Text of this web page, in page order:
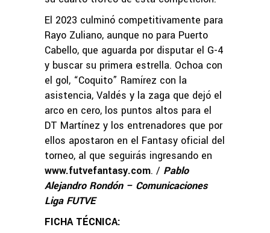
El 2023 culminó competitivamente para
Rayo Zuliano, aunque no para Puerto
Cabello, que aguarda por disputar el G-4
y buscar su primera estrella. Ochoa con
el gol, “Coquito” Ramírez con la
asistencia, Valdés y la zaga que dejó el
arco en cero, los puntos altos para el
DT Martínez y los entrenadores que por
ellos apostaron en el Fantasy oficial del
torneo, al que seguirás ingresando en
www.futvefantasy.com. / Pablo
Alejandro Rondón – Comunicaciones
Liga FUTVE
FICHA TÉCNICA: